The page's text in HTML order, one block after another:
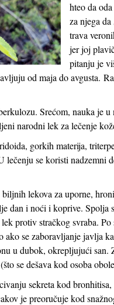
hteo da
za njega
trava
jer joj
pitanju je
od maja do avgusta.
Srećom, nauka je
narodni lek za lečenje
gorkih materija,
se koristi nadzemni
lekova za uporne,
dan i noći i koprive. Spolja
protiv stračkog svraba.
ako se zaboravljanje javlja
u dubok, okrepljujući
se dešava kod osoba
sekreta kod
je preoručuje kod